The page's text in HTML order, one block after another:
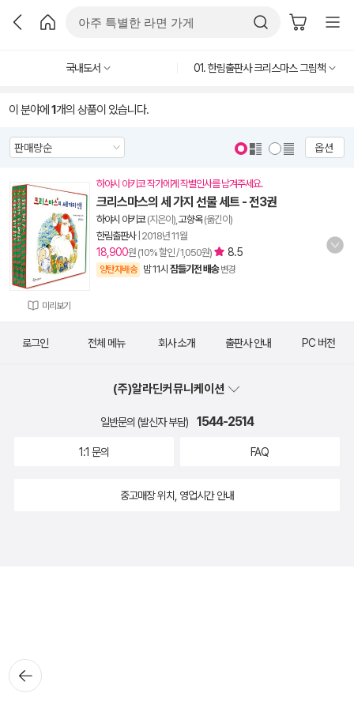
국내도서 01. 한림출판사 크리스마스 그림책
이 분야에 1개의 상품이 있습니다.
옵션
미리보기
하야시 아키코 작가에게 작별인사를 남겨주세요.
크리스마스의 세 가지 선물 세트 - 전3권
하야시 아키코(지은이), 고향옥(옮긴이)
한림출판사| 2018년 11월
18,900원 (10% 할인 / 1,050원) 8.5
양탄자배송 밤 11시 잠들기전 배송 변경
뒤로가
기
로그인 전체 메뉴 회사 소개 출판사 안내 PC 버전
(주)알라딘커뮤니케이션
일반문의 (발신자 부담) 1544-2514
1:1 문의 FAQ
중고매장 위치, 영업시간 안내